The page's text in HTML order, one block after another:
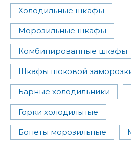
Холодильные шкафы
Морозильные шкафы
Комбинированные шкафы
Шкафы шоковой
Барные холодильники
Горки холодильные
Бонеты морозильные